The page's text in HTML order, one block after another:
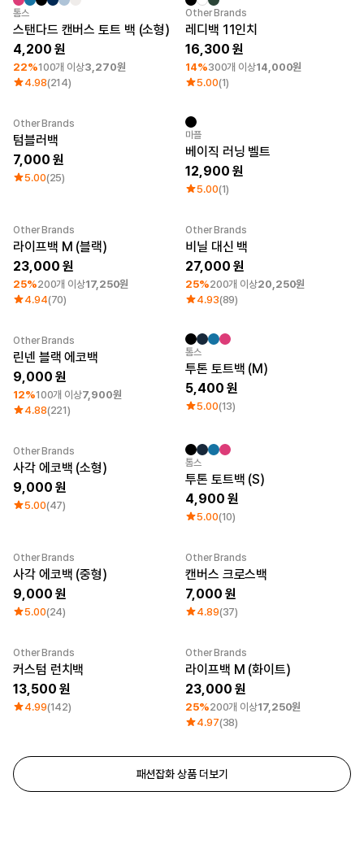
최소 주문수량 1개
톰스
스탠다드 캔버스 토트 백 (소형)
4,200
22%100개 이상3,270원
4.98(214)
최소 주문수량 20개
Other Brands
레디백 11인치
16,300
14%300개 이상14,000원
5.00(1)
Other Brands
텀블러백
7,000
5.00(25)
New
마플
베이직 러닝 벨트
12,900
5.00(1)
최소 주문수량 1개
Other Brands
라이프백 M (블랙)
23,000
25%200개 이상17,250원
4.94(70)
최소 주문수량 1개
Other Brands
비닐 대신 백
27,000
25%200개 이상20,250원
4.93(89)
최소 주문수량 1개
Other Brands
린넨 블랙 에코백
9,000
12%100개 이상7,900원
4.88(221)
Sale
톰스
투톤 토트백 (M)
5,400
5.00(13)
Sale
Other Brands
사각 에코백 (소형)
9,000
5.00(47)
톰스
투톤 토트백 (S)
4,900
5.00(10)
Other Brands
사각 에코백 (중형)
9,000
5.00(24)
Other Brands
캔버스 크로스백
7,000
4.89(37)
Other Brands
커스텀 런치백
13,500
4.99(142)
최소 주문수량 1개
Other Brands
라이프백 M (화이트)
23,000
25%200개 이상17,250원
4.97(38)
패션잡화 상품 더보기
나일론
기능성
기모
트리플에이
프린트스타
스웻셔츠 & 팬츠
시스루탑 & 튜브탑